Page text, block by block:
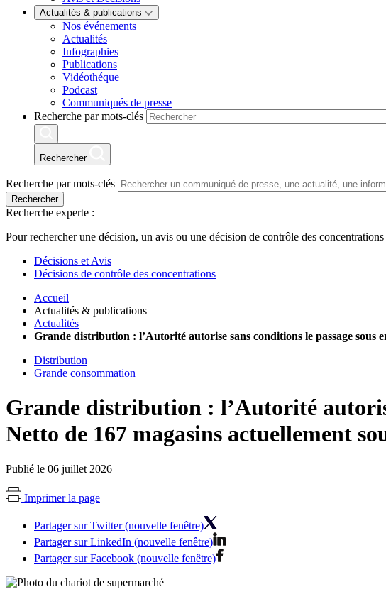
Actualités & publications
Nos événements
Actualités
Infographies
Publications
Vidéothéque
Podcast
Communiqués de presse
Recherche par mots-clés
Rechercher
Recherche par mots-clés
Rechercher
Recherche experte :
Pour rechercher une décision, un avis ou une décision de contrôle des concentrations
Décisions et Avis
Décisions de contrôle des concentrations
Accueil
Actualités & publications
Actualités
Grande distribution : l’Autorité autorise sans conditions le passage sous
Distribution
Grande consommation
Grande distribution : l’Autorité
Netto de 167 magasins actuellement
Publié le 06 juillet 2026
Imprimer la page
Partager sur Twitter (nouvelle fenêtre)
Partager sur LinkedIn (nouvelle fenêtre)
Partager sur Facebook (nouvelle fenêtre)